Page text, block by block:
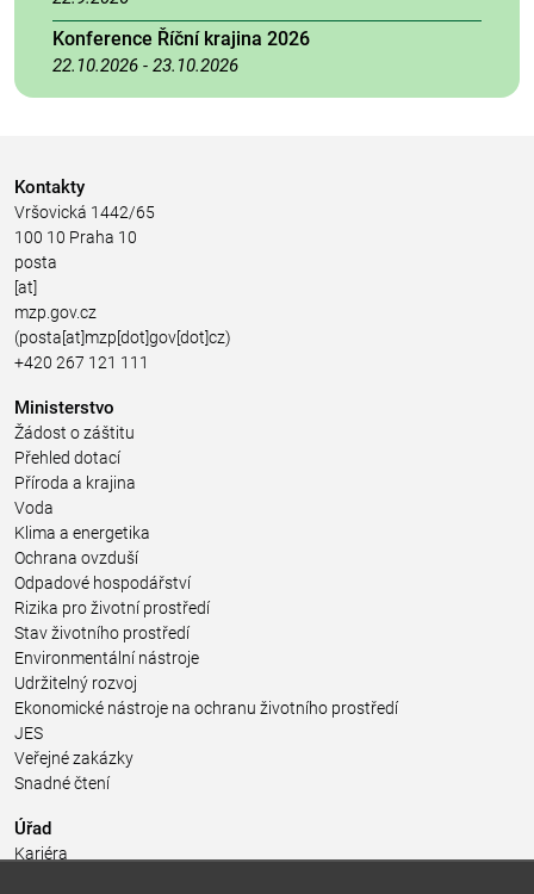
Konference Říční krajina 2026
22.10.2026 - 23.10.2026
Kontakty
Vršovická 1442/65
100 10 Praha 10
posta
[at]
mzp.gov.cz
(posta[at]mzp[dot]gov[dot]cz)
+420 267 121 111
Ministerstvo
Žádost o záštitu
Přehled dotací
Příroda a krajina
Voda
Klima a energetika
Ochrana ovzduší
Odpadové hospodářství
Rizika pro životní prostředí
Stav životního prostředí
Environmentální nástroje
Udržitelný rozvoj
Ekonomické nástroje na ochranu životního prostředí
JES
Veřejné zakázky
Snadné čtení
Úřad
Kariéra